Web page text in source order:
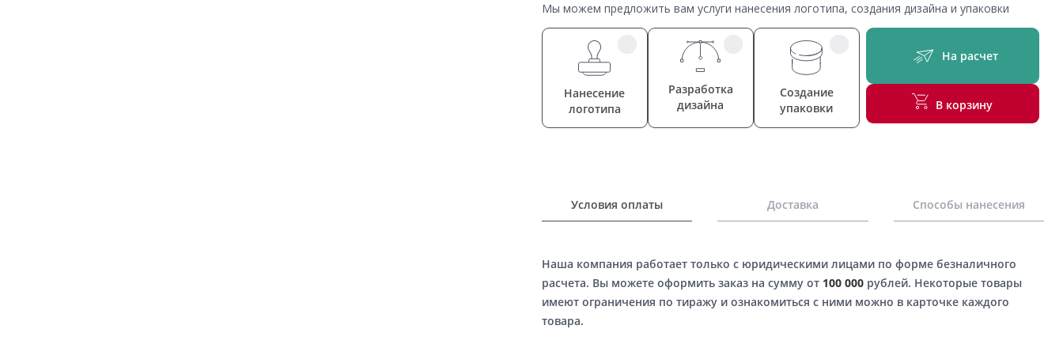
Мы можем предложить вам услуги нанесения логотипа, создания дизайна и упаковки
Нанесение
логотипа
Разработка
дизайна
Создание
упаковки
На расчет
В корзину
Условия оплаты Доставка Способы нанесения
Наша компания работает только с юридическими лицами по форме безналичного
расчета. Вы можете оформить заказ на сумму от 100 000рублей. Некоторые товары
имеют ограничения по тиражу и ознакомиться с ними можно в карточке каждого
товара.